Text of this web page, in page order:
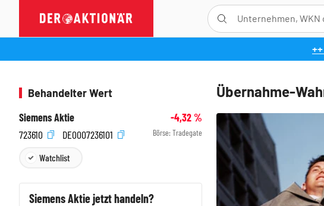
Übernahme-
Behandelter Wert
Siemens Aktie
-4,32%
723610
DE0007236101 Börse: Tradegate
Watchlist
SiemensAktie jetzt handeln?